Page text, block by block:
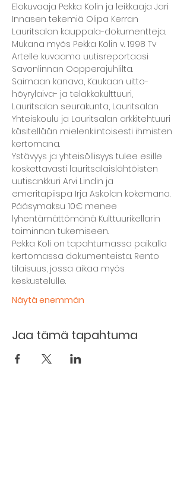
Elokuvaaja Pekka Kolin ja leikkaaja Jari
Innasen tekemiä Olipa Kerran
Lauritsalan kauppala-dokumentteja.
Mukana myös Pekka Kolin v. 1998 Tv
Artelle kuvaama uutisreportaasi
Savonlinnan Oopperajuhlilta.
Saimaan kanava, Kaukaan uitto-
höyrylaiva- ja telakkakulttuuri,
Lauritsalan seurakunta, Lauritsalan
Yhteiskoulu ja Lauritsalan arkkitehtuuri
käsitellään mielenkiintoisesti ihmisten
kertomana.
Ystävyys ja yhteisöllisyys tulee esille
koskettavasti lauritsalaislähtöisten
uutisankkuri Arvi Lindin ja
emeritapiispa Irja Askolan kokemana.
Pääsymaksu 10€ menee
lyhentämättömänä Kulttuurikellarin
toiminnan tukemiseen.
Pekka Koli on tapahtumassa paikalla
kertomassa dokumenteista. Rento
tilaisuus, jossa aikaa myös
keskustelulle.
Näytä enemmän
Jaa tämä tapahtuma